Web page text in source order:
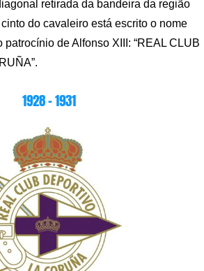
retirada da bandeira da região
do cavaleiro está escrito o nome
de Alfonso XIII: “REAL CLUB
1928 – 1931